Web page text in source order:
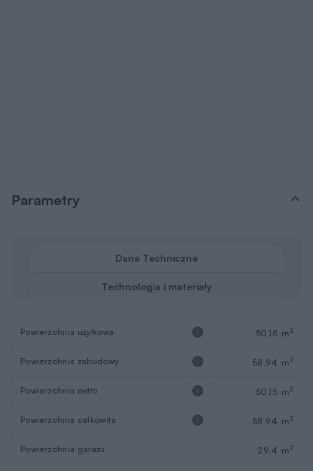
Parametry
Dane Techniczne
Technologia i materiały
Powierzchnia użytkowa 50,15 m2
Powierzchnia zabudowy 58,94 m2
Powierzchnia netto 50,15 m2
Powierzchnia całkowita 58,94 m2
Powierzchnia garażu 29,4 m2